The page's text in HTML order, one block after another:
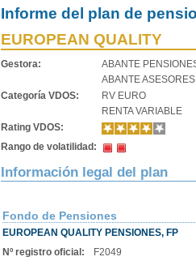
Informe del plan de
EUROPEAN QUALITY
Gestora:
ABANTE
ABANTE ASESORES
Categoría VDOS:
RV EURO
RENTA VARIABLE
Rating VDOS:
Rango de volatilidad:
Información legal del plan
Fondo de Pensiones
EUROPEAN QUALITY PENSIONES, FP
Nº registro oficial:
F2049